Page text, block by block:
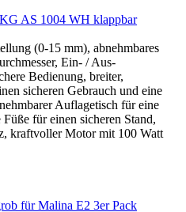
AS 1004 WH klappbar
(0-15 mm), abnehmbares
Ein- / Aus-
Bedienung, breiter,
sicheren Gebrauch und eine
Auflagetisch für eine
für einen sicheren Stand,
kraftvoller Motor mit 100 Watt